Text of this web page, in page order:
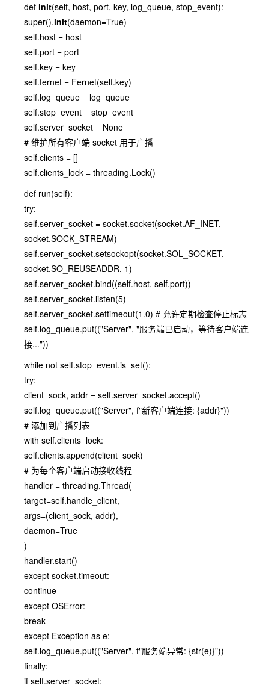
def init(self, host, port, key, log_queue, stop_event):
super().init(daemon=True)
self.host = host
self.port = port
self.key = key
self.fernet = Fernet(self.key)
self.log_queue = log_queue
self.stop_event = stop_event
self.server_socket = None
# 维护所有客户端 socket 用于广播
self.clients = []
self.clients_lock = threading.Lock()
def run(self):
try:
self.server_socket = socket.socket(socket.AF_INET,
socket.SOCK_STREAM)
self.server_socket.setsockopt(socket.SOL_SOCKET,
socket.SO_REUSEADDR, 1)
self.server_socket.bind((self.host, self.port))
self.server_socket.listen(5)
self.server_socket.settimeout(1.0) # 允许定期检查停止标志
self.log_queue.put(("Server", "服务端已启动，等待客户端连
接..."))
while not self.stop_event.is_set():
try:
client_sock, addr = self.server_socket.accept()
self.log_queue.put(("Server", f"新客户端连接: {addr}"))
# 添加到广播列表
with self.clients_lock:
self.clients.append(client_sock)
# 为每个客户端启动接收线程
handler = threading.Thread(
target=self.handle_client,
args=(client_sock, addr),
daemon=True
)
handler.start()
except socket.timeout:
continue
except OSError:
break
except Exception as e:
self.log_queue.put(("Server", f"服务端异常: {str(e)}"))
finally:
if self.server_socket: